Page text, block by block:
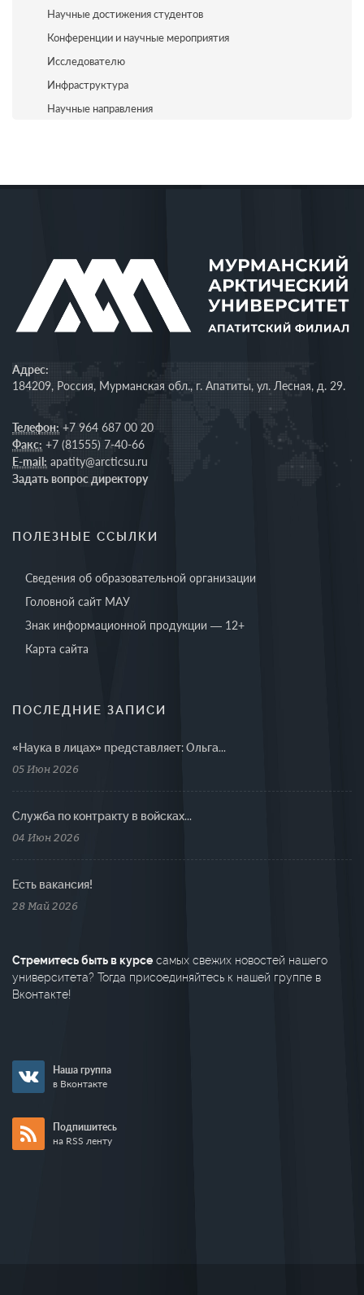
Научные достижения студентов
Конференции и научные мероприятия
Исследователю
Инфраструктура
Научные направления
Адрес:
184209, Россия, Мурманская обл., г. Апатиты, ул. Лесная, д. 29.
Телефон: +7 964 687 00 20
Факс: +7 (81555) 7-40-66
E-mail: apatity@arcticsu.ru
Задать вопрос директору
ПОЛЕЗНЫЕ ССЫЛКИ
Сведения об образовательной организации
Головной сайт МАУ
Знак информационной продукции — 12+
Карта сайта
ПОСЛЕДНИЕ ЗАПИСИ
«Наука в лицах» представляет: Ольга...
05 Июн 2026
Cлужба по контракту в войсках...
04 Июн 2026
Есть вакансия!
28 Май 2026
Стремитесь быть в курсе самых свежих новостей нашего
университета? Тогда присоединяйтесь к нашей группе в
Вконтакте!
Наша группа
в Вконтакте
Подпишитесь
на RSS ленту